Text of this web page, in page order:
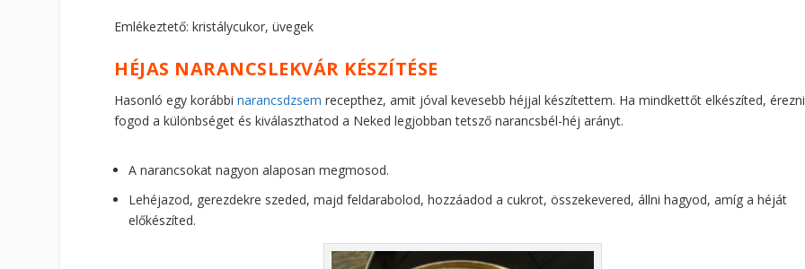
Emlékeztető: kristálycukor, üvegek
HÉJAS NARANCSLEKVÁR KÉSZÍTÉSE
Hasonló egy korábbinarancsdzsem recepthez, amit jóval kevesebb héjjal készítettem. Ha mindkettőt elkészíted, érezni
fogod a különbséget és kiválaszthatod a Neked legjobban tetsző narancsbél-héj arányt.
A narancsokat nagyon alaposan megmosod.
Lehéjazod, gerezdekre szeded, majd feldarabolod, hozzáadod a cukrot, összekevered, állni hagyod, amíg a héját
előkészíted.